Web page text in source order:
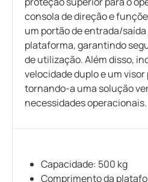
consola de direção e
um portão de entrada/
plataforma, garantindo
de utilização. Além disso,
velocidade duplo e um visor
tornando-a uma solução
necessidades operacionais.
Capacidade: 500 kg
Comprimento da